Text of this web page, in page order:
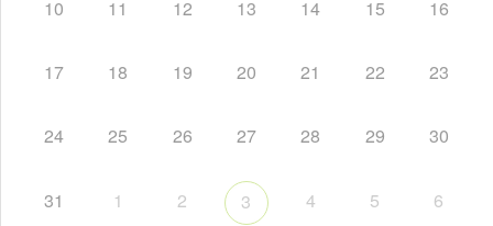
10 11 12 13 14 15 16
17 18 19 20 21 22 23
24 25 26 27 28 29 30
31 1 2 3 4 5 6